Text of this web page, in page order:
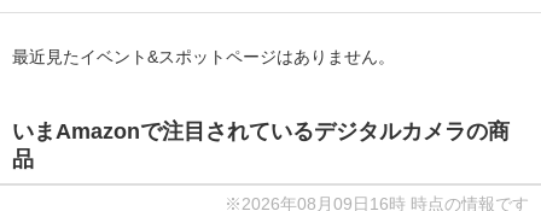
最近見たイベント&スポットページはありません。
いまAmazonで注目されているデジタルカメラの商
品
※2026年08月09日16時 時点の情報です